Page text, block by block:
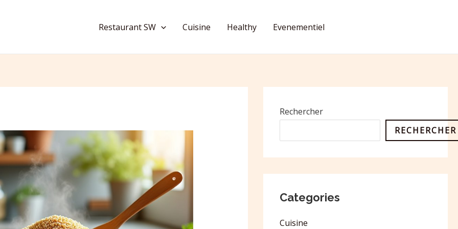
Restaurant SW Cuisine Healthy Evenementiel
Rechercher
RECHERCHER
Categories
Cuisine